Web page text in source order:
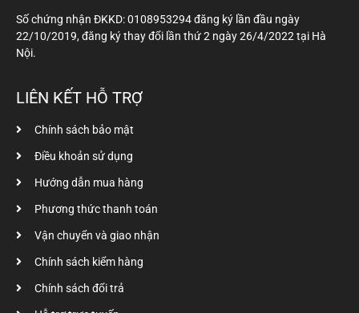
Số chứng nhận ĐKKD: 0108953294 đăng ký lần đầu ngày
22/10/2019, đăng ký thay đổi lần thứ 2 ngày 26/4/2022 tại Hà
Nội.
LIÊN KẾT HỖ TRỢ
Chính sách bảo mật
Điều khoản sử dụng
Hướng dẫn mua hàng
Phương thức thanh toán
Vận chuyển và giao nhận
Chính sách kiểm hàng
Chính sách đổi trả